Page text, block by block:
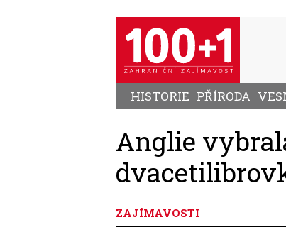
HISTORIE PŘÍRODA
Anglie
ZAJÍMAVOSTI